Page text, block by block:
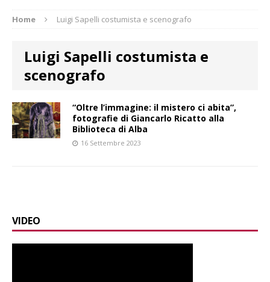
Home Luigi Sapelli costumista e scenografo
Luigi Sapelli costumista e
scenografo
“Oltre l’immagine: il mistero ci abita”,
fotografie di Giancarlo Ricatto alla
Biblioteca di Alba
16 Settembre 2023
VIDEO